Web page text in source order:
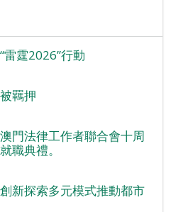
霆2026”行動
羈押
門法律工作者聯合會十周
職典禮。
新探索多元模式推動都市